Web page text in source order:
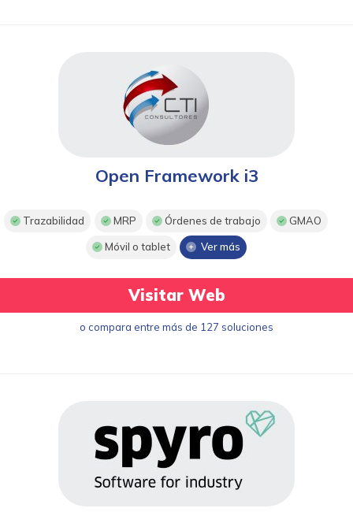
Open Framework i3
Trazabilidad MRP Órdenes de trabajo GMAO
Móvil o tablet Ver más
Visitar Web
o compara entre más de 127 soluciones